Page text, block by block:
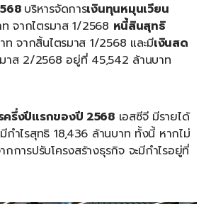
บริหารจัดการเงินทุนหมุนเวียน
จากไตรมาส 1/2568 หนี้สินสุทธิ
จากสิ้นไตรมาส 1/2568 และมีเงินสด
าส 2/2568 อยู่ที่ 45,542 ล้านบาท
ครึ่งปีแรกของปี 2568เอสซีจี มีรายได้
ำไรสุทธิ 18,436 ล้านบาท ทั้งนี้ หากไม่
กการปรับโครงสร้างธุรกิจ จะมีกำไรอยู่ที่